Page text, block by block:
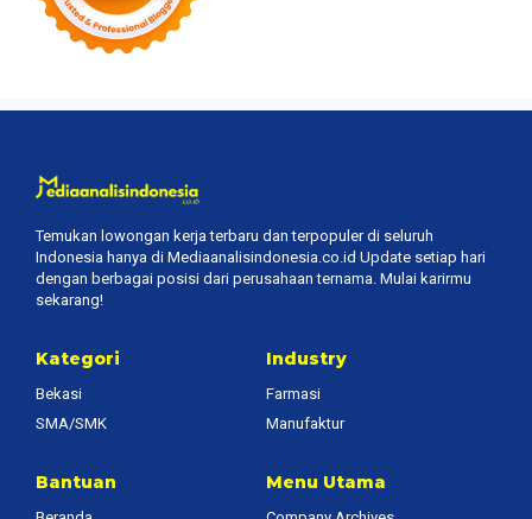
Temukan lowongan kerja terbaru dan terpopuler di seluruh
Indonesia hanya di Mediaanalisindonesia.co.id Update setiap hari
dengan berbagai posisi dari perusahaan ternama. Mulai karirmu
sekarang!
Kategori
Bekasi
SMA/SMK
Industry
Farmasi
Manufaktur
Bantuan Menu Utama